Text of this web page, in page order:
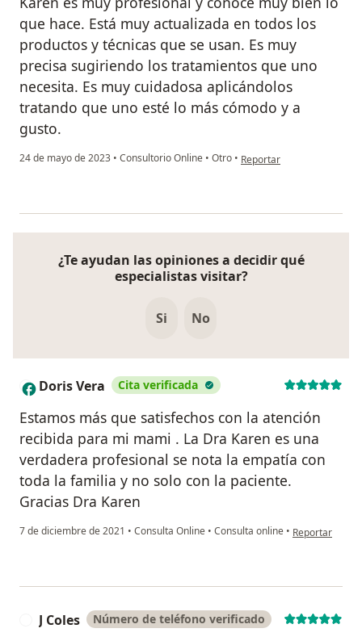
que hace. Está muy actualizada en todos los
productos y técnicas que se usan. Es muy
precisa sugiriendo los tratamientos que uno
necesita. Es muy cuidadosa aplicándolos
tratando que uno esté lo más cómodo y a
gusto.
24 de mayo de 2023 • Consultorio Online • Otro • en opinión del usuario
Reportar
¿Te ayudan las opiniones a decidir qué
especialistas visitar?
Si No
D Doris Vera Cita verificada
Estamos más que satisfechos con la atención
recibida para mi mami . La Dra Karen es una
verdadera profesional se nota la empatía con
toda la familia y no solo con la paciente.
Gracias Dra Karen
7 de diciembre de 2021 • Consulta Online • Consulta online • en opinión del
Reportar
J Coles Número de teléfono verificado